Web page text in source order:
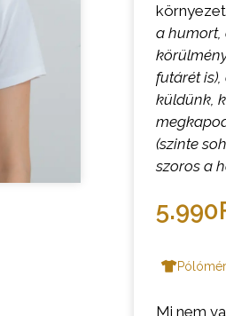
a humort,
futárét
küldünk,
(szinte
szoros a
5.990
Mi nem